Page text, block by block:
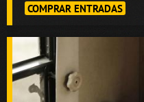
COMPRAR ENTRADAS